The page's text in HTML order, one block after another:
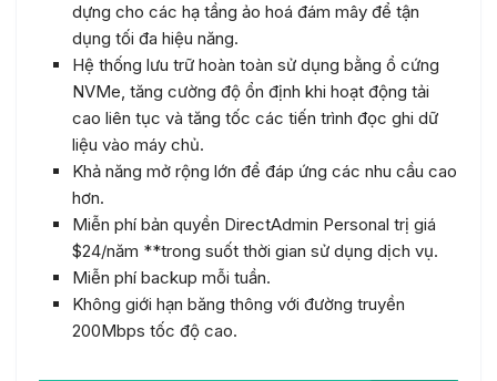
dựng cho các hạ tầng ảo hoá đám mây để tận
dụng tối đa hiệu năng.
Hệ thống lưu trữ hoàn toàn sử dụng bằng ổ cứng
NVMe, tăng cường độ ổn định khi hoạt động tải
cao liên tục và tăng tốc các tiến trình đọc ghi dữ
liệu vào máy chủ.
Khả năng mở rộng lớn để đáp ứng các nhu cầu cao
hơn.
Miễn phí bản quyền DirectAdmin Personal trị giá
$24/năm **trong suốt thời gian sử dụng dịch vụ.
Miễn phí backup mỗi tuần.
Không giới hạn băng thông với đường truyền
200Mbps tốc độ cao.